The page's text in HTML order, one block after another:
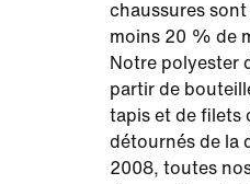
chaussures
moins 20 % de
Notre polyester
partir de
tapis et de filets
détournés de la
2008, toutes